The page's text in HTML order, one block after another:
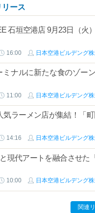
ース
石垣空港店 9月23日（火
16:00 日本空港ビルデング
ナルに新たな食のゾー
11:00 日本空港ビルデング
気ラーメン店が集結！「
14:16 日本空港ビルデング
現代アートを融合させた
10:00 日本空港ビルデング
関連